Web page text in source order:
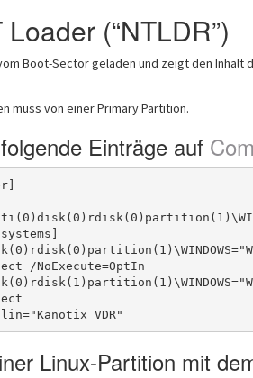
(“NTLDR”)
Boot-Sector geladen und zeigt den Inhalt
muss von einer Primary Partition.
Einträge auf
/NoExecute=OptIn
Linux-Partition mit